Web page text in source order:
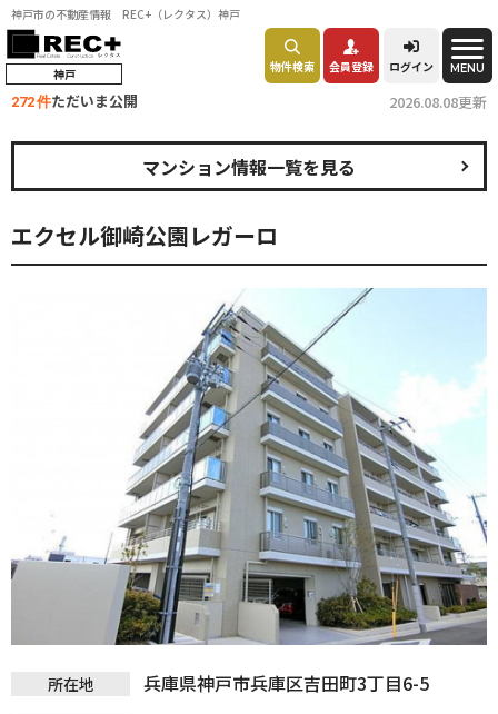
神戸市の不動産情報 REC+（レクタス）神戸
神戸 物件検索 会員登録 ログイン MENU
272 件ただいま公開 2026.08.08更新
エクセル御崎公園レガーロ
マンション情報一覧を見る
所在地 兵庫県神戸市兵庫区吉田町3丁目6-5